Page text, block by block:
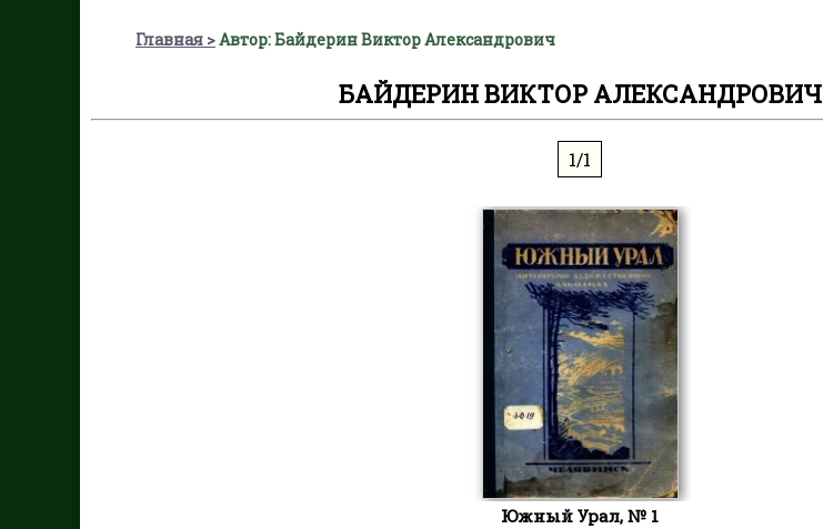
Главная Автор: Байдерин Виктор Александрович
БАЙДЕРИН ВИКТОР АЛЕКСАНДРОВИЧ
1/1
Южный Урал, № 1